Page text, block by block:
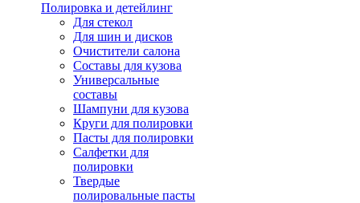
Полировка и детейлинг
Для стекол
Для шин и дисков
Очистители салона
Составы для кузова
Универсальные
составы
Шампуни для кузова
Круги для полировки
Пасты для полировки
Салфетки для
полировки
Твердые
полировальные пасты